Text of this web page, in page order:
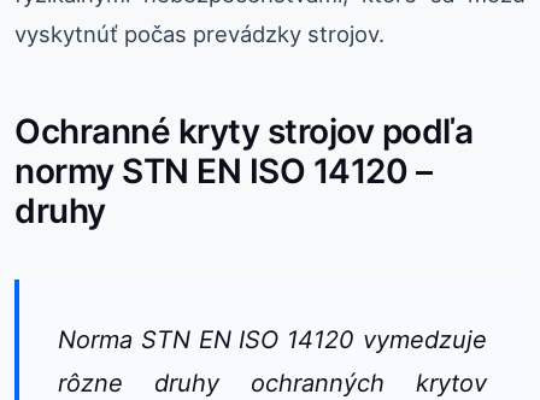
vyskytnúť počas prevádzky strojov.
Ochranné kryty strojov podľa
normy STN EN ISO 14120 –
druhy
Norma STN EN ISO 14120 vymedzuje
rôzne druhy ochranných krytov